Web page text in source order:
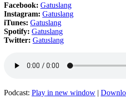
Facebook: Gatuslang
Instagram: Gatuslang
iTunes: Gatuslang
Spotify: Gatuslang
Twitter: Gatuslang
Podcast: Play in new window |